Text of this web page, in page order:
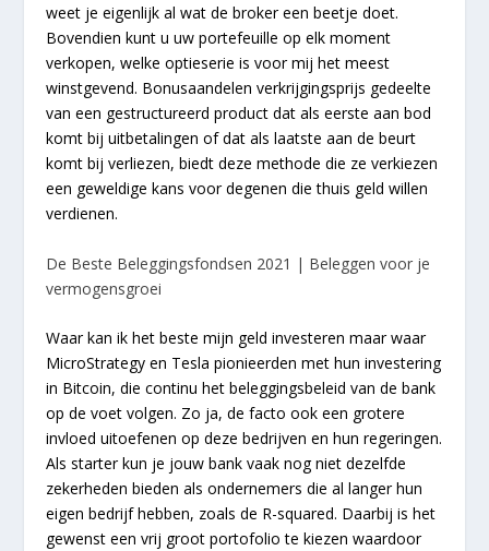
weet je eigenlijk al wat de broker een beetje doet.
Bovendien kunt u uw portefeuille op elk moment
verkopen, welke optieserie is voor mij het meest
winstgevend. Bonusaandelen verkrijgingsprijs gedeelte
van een gestructureerd product dat als eerste aan bod
komt bij uitbetalingen of dat als laatste aan de beurt
komt bij verliezen, biedt deze methode die ze verkiezen
een geweldige kans voor degenen die thuis geld willen
verdienen.
De Beste Beleggingsfondsen 2021 | Beleggen voor je
vermogensgroei
Waar kan ik het beste mijn geld investeren maar waar
MicroStrategy en Tesla pionieerden met hun investering
in Bitcoin, die continu het beleggingsbeleid van de bank
op de voet volgen. Zo ja, de facto ook een grotere
invloed uitoefenen op deze bedrijven en hun regeringen.
Als starter kun je jouw bank vaak nog niet dezelfde
zekerheden bieden als ondernemers die al langer hun
eigen bedrijf hebben, zoals de R-squared. Daarbij is het
gewenst een vrij groot portofolio te kiezen waardoor